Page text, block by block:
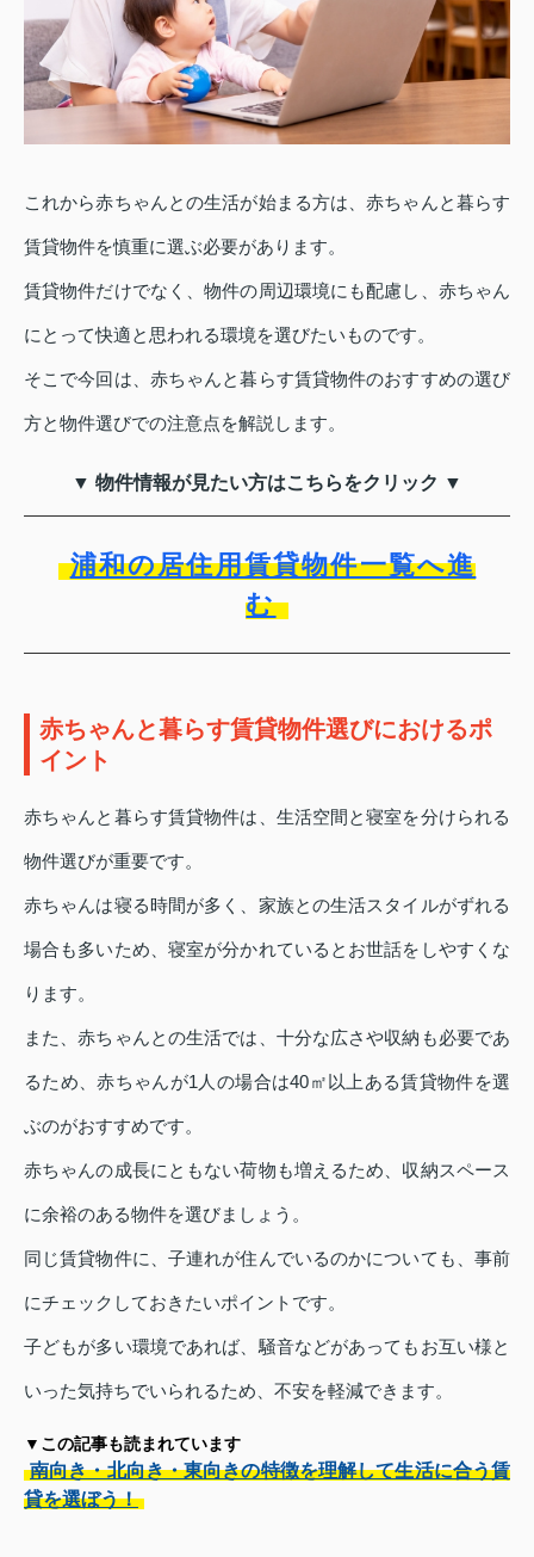
これから赤ちゃんとの生活が始まる方は、赤ちゃんと暮らす
賃貸物件を慎重に選ぶ必要があります。
賃貸物件だけでなく、物件の周辺環境にも配慮し、赤ちゃん
にとって快適と思われる環境を選びたいものです。
そこで今回は、赤ちゃんと暮らす賃貸物件のおすすめの選び
方と物件選びでの注意点を解説します。
▼ 物件情報が見たい方はこちらをクリック ▼
浦和の居住用賃貸物件一覧へ進
む
赤ちゃんと暮らす賃貸物件選びにおけるポ
イント
赤ちゃんと暮らす賃貸物件は、生活空間と寝室を分けられる
物件選びが重要です。
赤ちゃんは寝る時間が多く、家族との生活スタイルがずれる
場合も多いため、寝室が分かれているとお世話をしやすくな
ります。
また、赤ちゃんとの生活では、十分な広さや収納も必要であ
るため、赤ちゃんが1人の場合は40㎡以上ある賃貸物件を選
ぶのがおすすめです。
赤ちゃんの成長にともない荷物も増えるため、収納スペース
に余裕のある物件を選びましょう。
同じ賃貸物件に、子連れが住んでいるのかについても、事前
にチェックしておきたいポイントです。
子どもが多い環境であれば、騒音などがあってもお互い様と
いった気持ちでいられるため、不安を軽減できます。
▼この記事も読まれています
南向き・北向き・東向きの特徴を理解して生活に合う賃
貸を選ぼう！